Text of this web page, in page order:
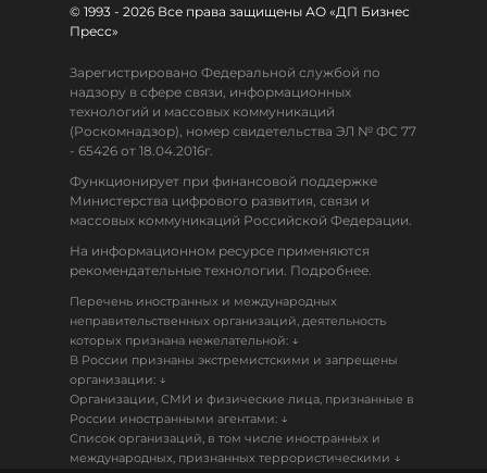
© 1993 - 2026 Все права защищены АО «ДП Бизнес
Пресс»
Зарегистрировано Федеральной службой по
надзору в сфере связи, информационных
технологий и массовых коммуникаций
(Роскомнадзор), номер свидетельства ЭЛ № ФС 77
- 65426 от 18.04.2016г.
Функционирует при финансовой поддержке
Министерства цифрового развития, связи и
массовых коммуникаций Российской Федерации.
На информационном ресурсе применяются
рекомендательные технологии. Подробнее.
Перечень иностранных и международных
неправительственных организаций, деятельность
которых признана нежелательной: ↓
В России признаны экстремистскими и запрещены
организации: ↓
Организации, СМИ и физические лица, признанные в
России иностранными агентами: ↓
Список организаций, в том числе иностранных и
международных, признанных террористическими ↓